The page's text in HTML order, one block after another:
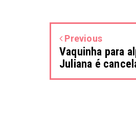
Previous
Vaquinha para
Juliana é